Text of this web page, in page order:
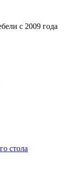
с 2009 года
стола